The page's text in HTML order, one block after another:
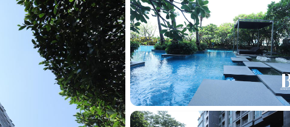
Add comparative units
Number 2
Add comparative
Number 3